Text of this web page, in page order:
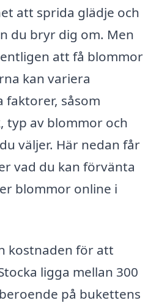
att sprida glädje och
du bryr dig om. Men
att få blommor
kan variera
faktorer, såsom
typ av blommor och
väljer. Här nedan får
vad du kan förvänta
blommor online i
kostnaden för att
ligga mellan 300
på bukettens